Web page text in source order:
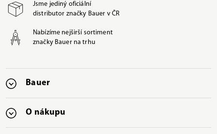
Jsme jediný oficiální
distributor značky Bauer v ČR
Nabízíme nejširší sortiment
značky Bauer na trhu
Bauer
O nákupu